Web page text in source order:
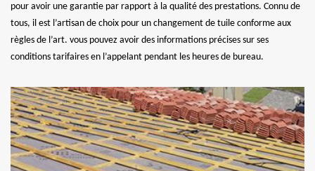
pour avoir une garantie par rapport à la qualité des prestations. Connu de
tous, il est l’artisan de choix pour un changement de tuile conforme aux
règles de l’art. vous pouvez avoir des informations précises sur ses
conditions tarifaires en l’appelant pendant les heures de bureau.